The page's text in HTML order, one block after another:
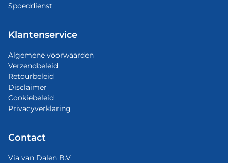
Spoeddienst
Klantenservice
Algemene voorwaarden
Verzendbeleid
Retourbeleid
Disclaimer
Cookiebeleid
Privacyverklaring
Contact
Via van Dalen B.V.